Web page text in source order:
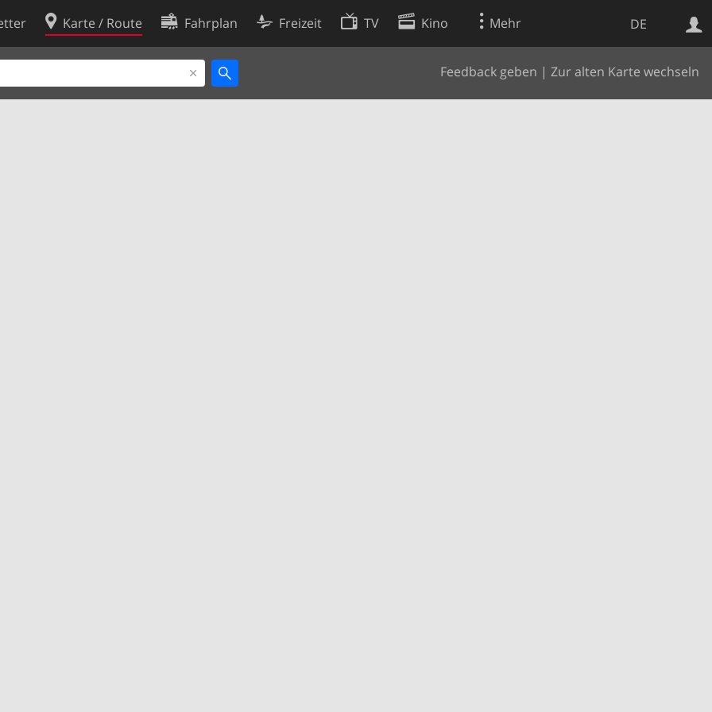
DE
Karte / Route Fahrplan Freizeit TV Kino Mehr
Feedback geben | Zur alten Karte wechseln
Websuche
Cookie-Richtlinie
Cookie-Einstellungen